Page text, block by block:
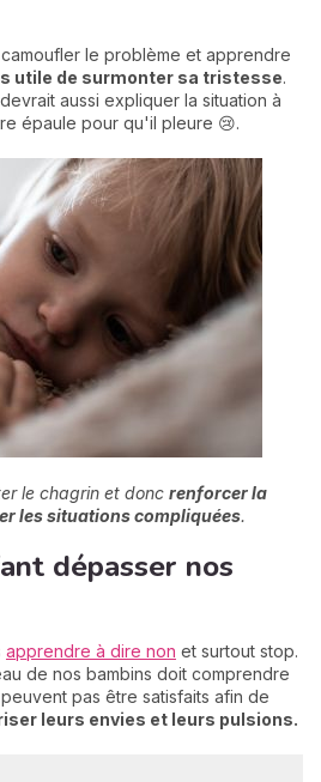
le problème et apprendre
utile de surmonter sa tristesse.
aussi expliquer la situation à
épaule pour qu'il pleure 😢.
le chagrin et donc renforcer la
les situations compliquées.
dépasser nos
apprendre à dire non et surtout stop.
de nos bambins doit comprendre
pas être satisfaits afin de
leurs envies et leurs pulsions.